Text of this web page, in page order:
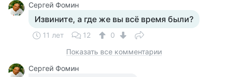
Сергей Фомин
Извините, а где же вы всё время были?
11 лет 12
0
Показать все комментарии
Сергей Фомин